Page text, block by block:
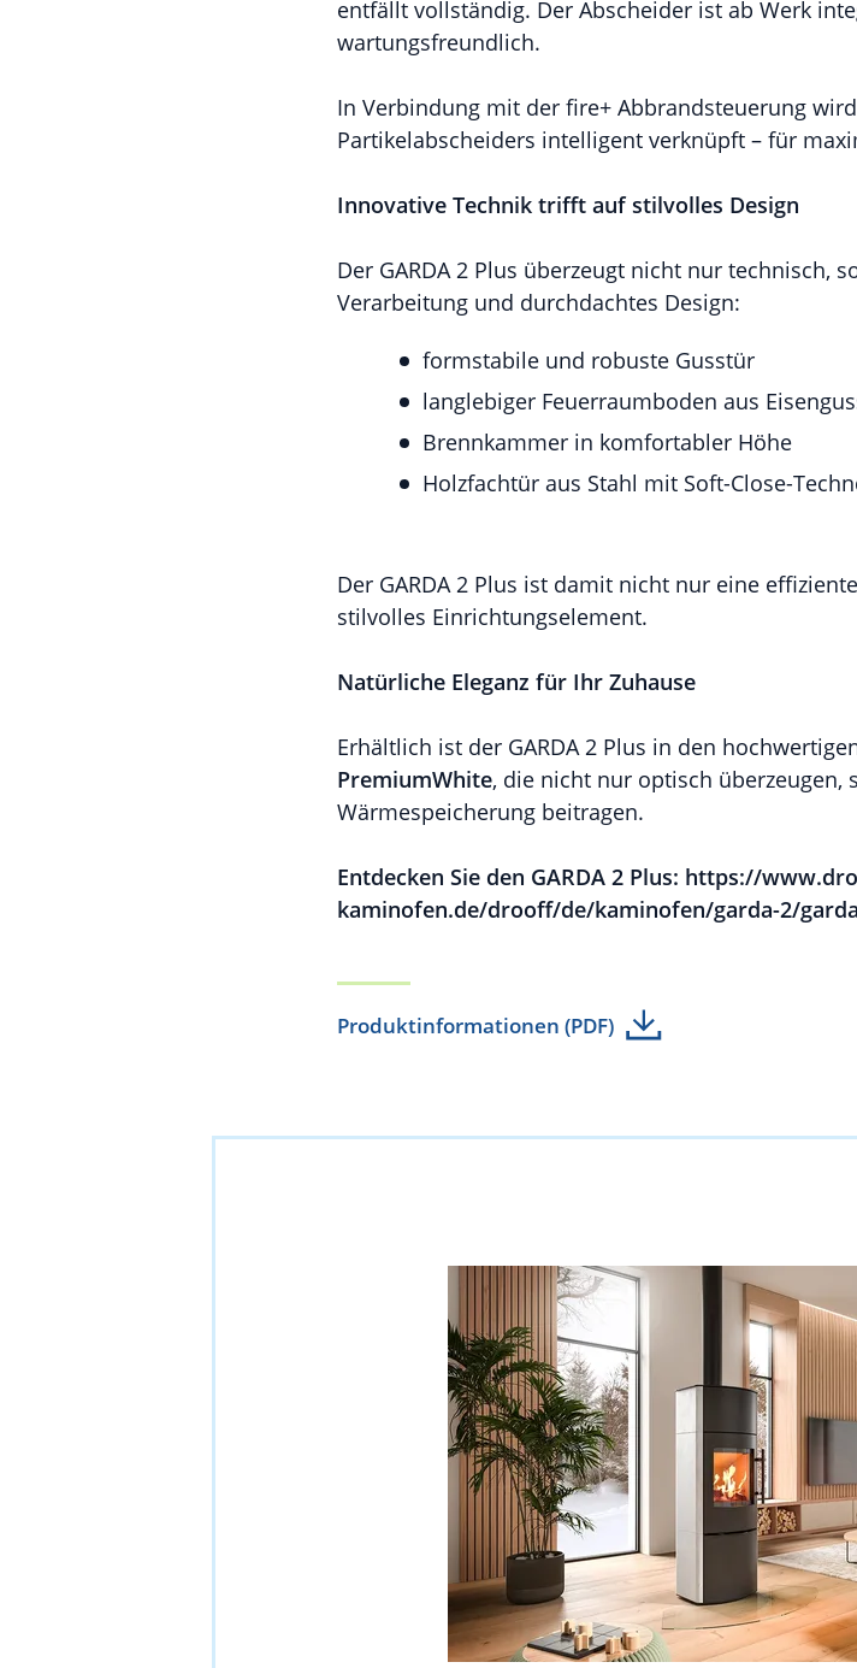
entfällt vollständig. Der Abscheider ist ab Werk
wartungsfreundlich.
In Verbindung mit der fire+ Abbrandsteuerung
Partikelabscheiders intelligent verknüpft – für
Innovative Technik trifft auf stilvolles Design
Der GARDA 2 Plus überzeugt nicht nur technisch,
Verarbeitung und durchdachtes Design:
formstabile und robuste Gusstür
langlebiger Feuerraumboden aus
Brennkammer in komfortabler Höhe
Holzfachtür aus Stahl mit Soft-Close-
Der GARDA 2 Plus ist damit nicht nur eine
stilvolles Einrichtungselement.
Natürliche Eleganz für Ihr Zuhause
Erhältlich ist der GARDA 2 Plus in den
PremiumWhite, die nicht nur optisch überzeugen,
Wärmespeicherung beitragen.
Entdecken Sie den GARDA 2 Plus: https://
kaminofen.de/drooff/de/kaminofen/garda-2/
Produktinformationen (PDF)